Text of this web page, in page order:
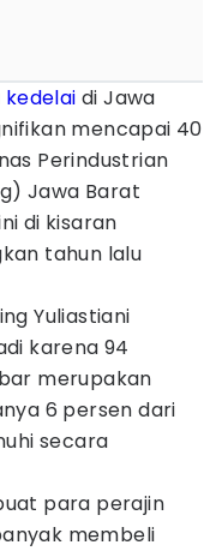
kedelai di Jawa
mencapai 40
Perindustrian
Jawa Barat
di kisaran
tahun lalu
Yuliastiani
karena 94
merupakan
6 persen dari
secara
para perajin
membeli